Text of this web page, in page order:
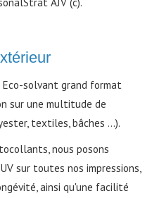
Eco-solvant grand format
sur une multitude de
textiles, bâches ...).
nous posons
sur toutes nos impressions,
ainsi qu'une facilité